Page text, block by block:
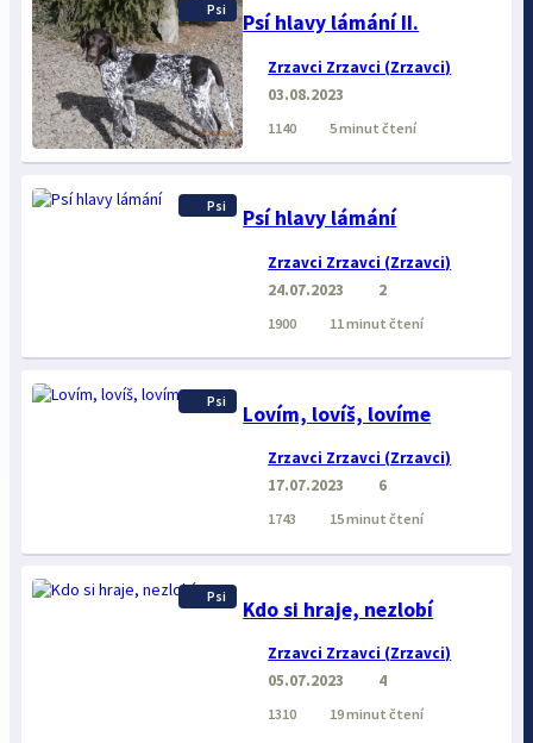
Psi Psí hlavy lámání II.
Zrzavci Zrzavci (Zrzavci)
03.08.2023
1140 5 minut čtení
Psi Psí hlavy lámání
Zrzavci Zrzavci (Zrzavci)
24.07.2023
2
1900 11 minut čtení
Psi Lovím, lovíš, lovíme
Zrzavci Zrzavci (Zrzavci)
17.07.2023
6
1743 15 minut čtení
Psi Kdo si hraje, nezlobí
Zrzavci Zrzavci (Zrzavci)
05.07.2023
4
1310 19 minut čtení